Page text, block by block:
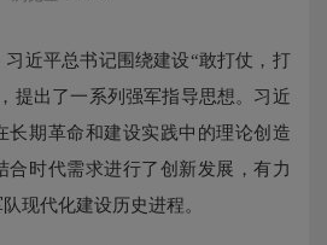
近平总书记围绕建设“敢打仗，打
提出了一系列强军指导思想。习近
长期革命和建设实践中的理论创造
合时代需求进行了创新发展，有力
现代化建设历史进程。